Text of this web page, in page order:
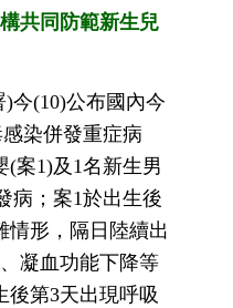
共同防範新生兒
今(10)公布國內今
染併發重症病
(案1)及1名新生男
病；案1於出生後
情形，隔日陸續出
凝血功能下降等
後第3天出現呼吸